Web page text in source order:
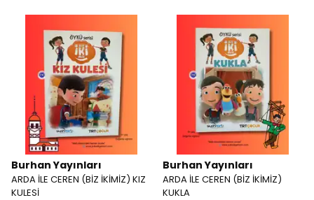
Burhan Yayınları
ARDA İLE CEREN (BİZ İKİMİZ) KIZ
KULESİ
Burhan Yayınları
ARDA İLE CEREN (BİZ İKİMİZ)
KUKLA